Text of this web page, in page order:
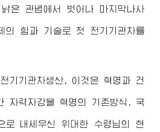
은 관념에서 벗어나 마지막나사
의 힘과 기술로 첫 전기기관차를
기기관차생산, 이것은 혁명과 건
자력자강을 혁명의 기존방식, 국
로 내세우신위대한 수령님의 현